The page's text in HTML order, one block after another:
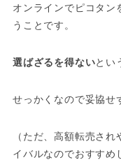
オンラインでピコタン
うことです。
選ばざるを得ないとい
せっかくなので妥協せ
（ただ、高額転売さ
イバルなのでおすすめ